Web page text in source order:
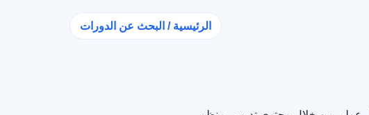
الرئيسية / البحث عن الدورات